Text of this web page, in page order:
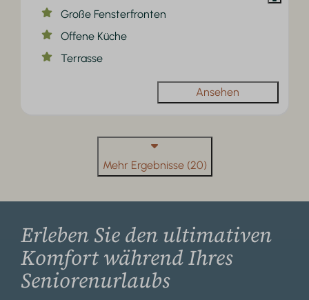
Große Fensterfronten
Offene Küche
Terrasse
Ansehen
Mehr Ergebnisse (20)
Erleben Sie den ultimativen
Komfort während Ihres
Seniorenurlaubs